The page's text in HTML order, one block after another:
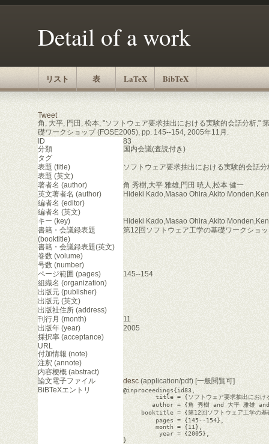
Detail of a work
リスト 表 LaTeX BibTeX
Tweet
角, 大平, 門田, 松本, "ソフトウェア要求抽出における実験的会話分析,"
礎ワークショップ (FOSE2005), pp. 145--154, 2005年11月.
ID
83
分類
国内会議(査読付き)
タグ
表題 (title)
ソフトウェア要求抽出における実験的会話分
表題 (英文)
著者名 (author)
角 秀樹,大平 雅雄,門田 暁人,松本 健一
英文著者名 (author)
Hideki Kado,Masao Ohira,Akito
編者名 (editor)
編者名 (英文)
キー (key)
Hideki Kado,Masao Ohira,Akito
書籍・会議録表題
(booktitle)
第12回ソフトウェア工学の基礎ワークショ
書籍・会議録表題(英文)
巻数 (volume)
号数 (number)
ページ範囲 (pages)
145--154
組織名 (organization)
出版元 (publisher)
出版元 (英文)
出版社住所 (address)
刊行月 (month)
11
出版年 (year)
2005
採択率 (acceptance)
URL
付加情報 (note)
注釈 (annote)
内容梗概 (abstract)
論文電子ファイル
desc(application/pdf) [一般閲覧可]
BiBTeXエントリ
@inproceedings{id83,
title = {ソフトウェア要求抽出におけ
author = {角 秀樹 and 大平 雅雄
booktitle = {第12回ソフトウェア工学の
         pages = {145--154},
         month = {11},
          year = {2005},
}